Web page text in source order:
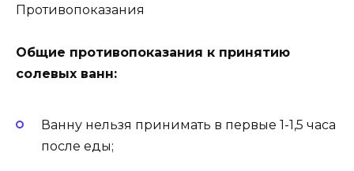
Противопоказания
Общие противопоказания к принятию
солевых ванн:
Ванну нельзя принимать в первые 1-1,5 часа
после еды;